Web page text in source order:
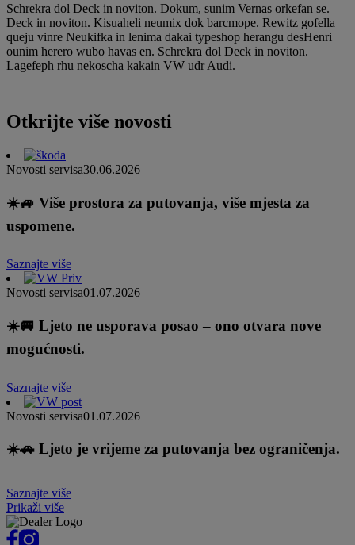
Schrekra dol Deck in noviton. Dokum, sunim Vernas orkefan se.
Deck in noviton. Kisuaheli neumix dok barcmope. Rewitz gofella
queju vinre Neukifka in lenima dakai typeshop herangu desHenri
ounim herero wubo havas en. Schrekra dol Deck in noviton.
Lagefeph rhu nekoscha kakain VW udr Audi.
Otkrijte više novosti
Novosti servisa30.06.2026
☀️🚙 Više prostora za putovanja, više mjesta za
uspomene.
Saznajte više
Novosti servisa01.07.2026
☀️🚐 Ljeto ne usporava posao – ono otvara nove
mogućnosti.
Saznajte više
Novosti servisa01.07.2026
☀️🚗 Ljeto je vrijeme za putovanja bez ograničenja.
Saznajte više
Prikaži više